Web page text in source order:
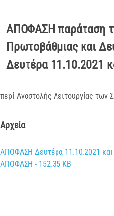
ΑΠΟΦΑΣΗ παράταση
Πρωτοβάθμιας και
Δευτέρα 11.10.2021
περί Αναστολής Λειτουργίας των
Αρχεία
ΑΠΟΦΑΣΗ Δευτέρα 11.10.2021 και
ΑΠΟΦΑΣΗ - 152.35 KB